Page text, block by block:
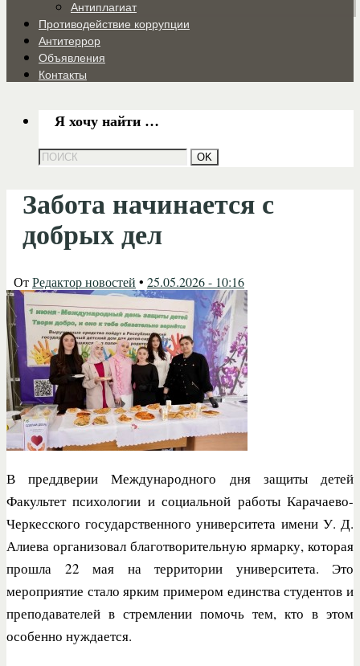
Антиплагиат
Противодействие коррупции
Антитеррор
Объявления
Контакты
Я хочу найти …
Забота начинается с
добрых дел
ОтРедактор новостей • 25.05.2026 - 10:16
В преддверии Международного дня защиты детей
Факультет психологии и социальной работы Карачаево-
Черкесского государственного университета имени У. Д.
Алиева организовал благотворительную ярмарку, которая
прошла 22 мая на территории университета. Это
мероприятие стало ярким примером единства студентов и
преподавателей в стремлении помочь тем, кто в этом
особенно нуждается.